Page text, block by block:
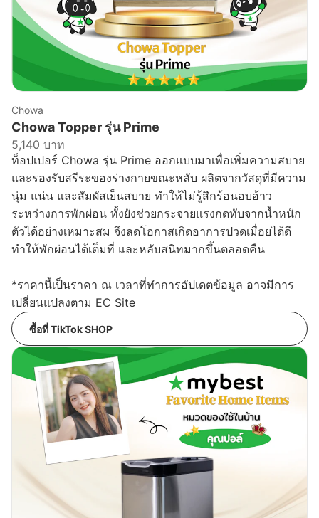
Chowa
Chowa Topper รุ่น Prime
5,140 บาท
ท็อปเปอร์ Chowa รุ่น Prime ออกแบบมาเพื่อเพิ่มความสบาย
และรองรับสรีระของร่างกายขณะหลับ ผลิตจากวัสดุที่มีความ
นุ่ม แน่น และสัมผัสเย็นสบาย ทำให้ไม่รู้สึกร้อนอบอ้าว
ระหว่างการพักผ่อน ทั้งยังช่วยกระจายแรงกดทับจากน้ำหนัก
ตัวได้อย่างเหมาะสม จึงลดโอกาสเกิดอาการปวดเมื่อยได้ดี
ทำให้พักผ่อนได้เต็มที่ และหลับสนิทมากขึ้นตลอดคืน
*ราคานี้เป็นราคา ณ เวลาที่ทำการอัปเดตข้อมูล อาจมีการ
เปลี่ยนแปลงตาม EC Site
ซื้อที่ TikTok SHOP